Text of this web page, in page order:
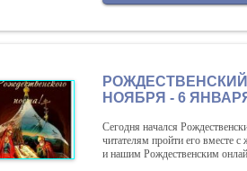
НОЯБРЯ - 6
Сегодня начался
читателям пройти его вместе
и нашим Рождественским